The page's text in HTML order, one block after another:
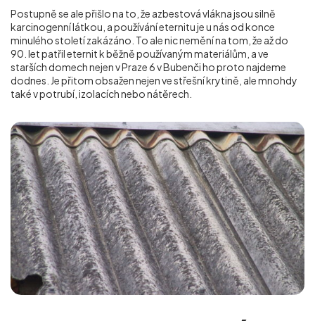
Postupně se ale přišlo na to, že azbestová vlákna jsou silně
karcinogenní látkou, a používání eternitu je u nás od konce
minulého století zakázáno. To ale nic nemění na tom, že až do
90. let patřil eternit k běžně používaným materiálům, a ve
starších domech nejen v Praze 6 v Bubenči ho proto najdeme
dodnes. Je přitom obsažen nejen ve střešní krytině, ale mnohdy
také v potrubí, izolacích nebo nátěrech.